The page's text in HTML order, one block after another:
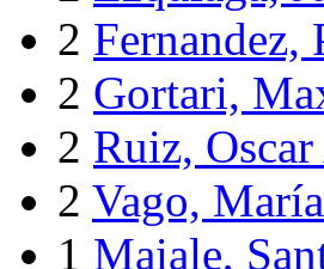
2 Fernandez,
2 Gortari,
2 Ruiz,
2 Vago,
1 Maiale,